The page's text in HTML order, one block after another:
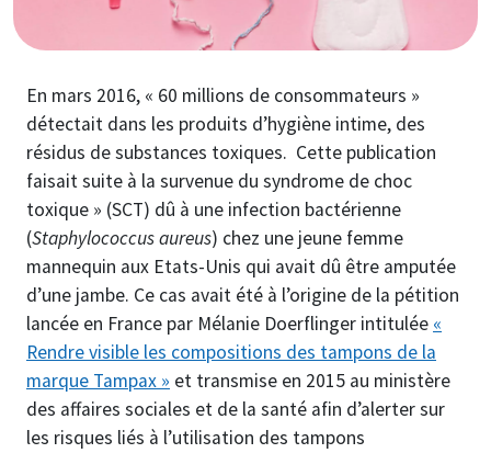
En mars 2016, « 60 millions de consommateurs »
détectait dans les produits d’hygiène intime, des
résidus de substances toxiques. Cette publication
faisait suite à la survenue du syndrome de choc
toxique » (SCT) dû à une infection bactérienne
(Staphylococcus aureus) chez une jeune femme
mannequin aux Etats-Unis qui avait dû être amputée
d’une jambe. Ce cas avait été à l’origine de la pétition
lancée en France par Mélanie Doerflinger intitulée «
Rendre visible les compositions des tampons de la
marque Tampax » et transmise en 2015 au ministère
des affaires sociales et de la santé afin d’alerter sur
les risques liés à l’utilisation des tampons